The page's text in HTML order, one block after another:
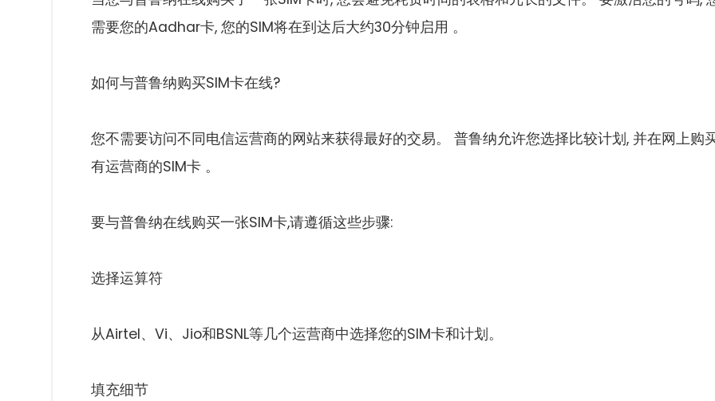
需要您的Aadhar卡, 您的SIM将在到达后大约30分钟启用 。
如何与普鲁纳购买SIM卡在线?
您不需要访问不同电信运营商的网站来获得最好的交易。 普鲁纳允许您选择比较计划, 并在网上购
有运营商的SIM卡 。
要与普鲁纳在线购买一张SIM卡,请遵循这些步骤:
选择运算符
从Airtel、Vi、Jio和BSNL等几个运营商中选择您的SIM卡和计划。
填充细节